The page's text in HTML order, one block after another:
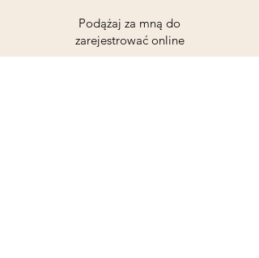
Podążaj za mną do
zarejestrować online